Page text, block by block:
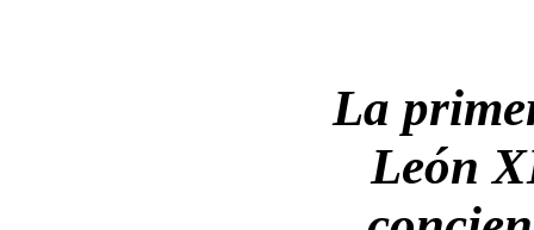
La
León